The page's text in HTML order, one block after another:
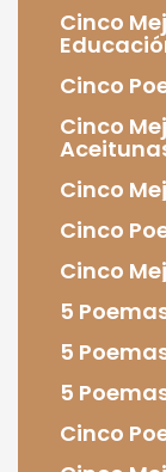
Cinco
Cinco
Cinco
Cinco
Cinco
Cinco
5
5
5
Cinco